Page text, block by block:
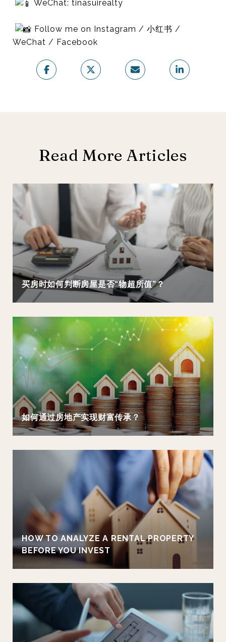
WeChat: tinasuirealty
Follow me on Instagram / 小红书 /
WeChat / Facebook
Read More Articles
买房时如何判断房屋是否“物超所值”？
如何通过房地产实现财富传承？
HOW TO ANALYZE A RENTAL PROPERTY
BEFORE YOU INVEST